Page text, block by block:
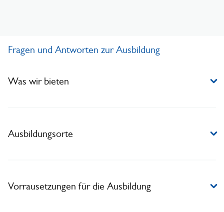
Fragen und Antworten zur Ausbildung
Was wir bieten
Ausbildungsorte
Vorrausetzungen für die Ausbildung